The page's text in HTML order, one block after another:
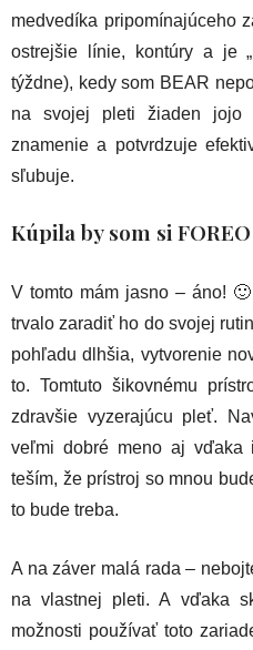
medvedíka pripomínajúceho
ostrejšie línie, kontúry a je
týždne), kedy som BEAR
na svojej pleti žiaden jojo
znamenie a potvrdzuje
sľubuje.
Kúpila by som si
V tomto mám jasno – áno!
trvalo zaradiť ho do svojej
pohľadu dlhšia, vytvorenie
to. Tomtuto šikovnému
zdravšie vyzerajúcu pleť.
veľmi dobré meno aj vďaka
teším, že prístroj so mnou
to bude treba.
A na záver malá rada –
na vlastnej pleti. A vďaka
možnosti používať toto